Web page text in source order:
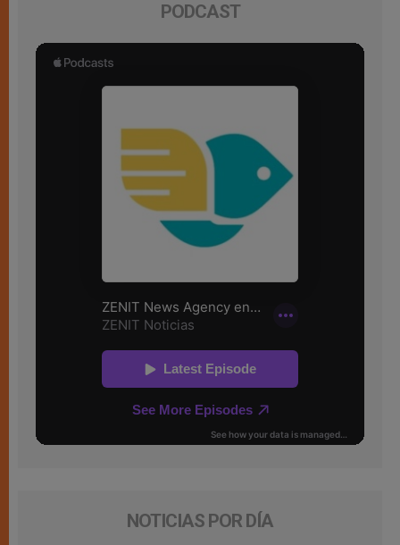
PODCAST
NOTICIAS POR DÍA